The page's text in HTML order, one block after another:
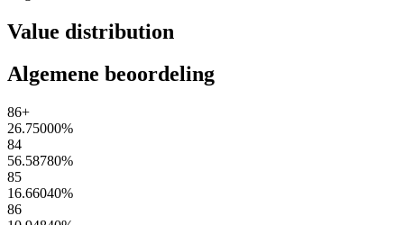
Value distribution
Algemene beoordeling
86+
26.75000%
84
56.58780%
85
16.66040%
86